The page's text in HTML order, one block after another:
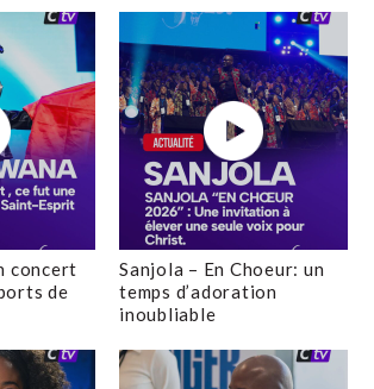
concert
de
Sanjola – En Choeur: un
temps d’adoration
inoubliable